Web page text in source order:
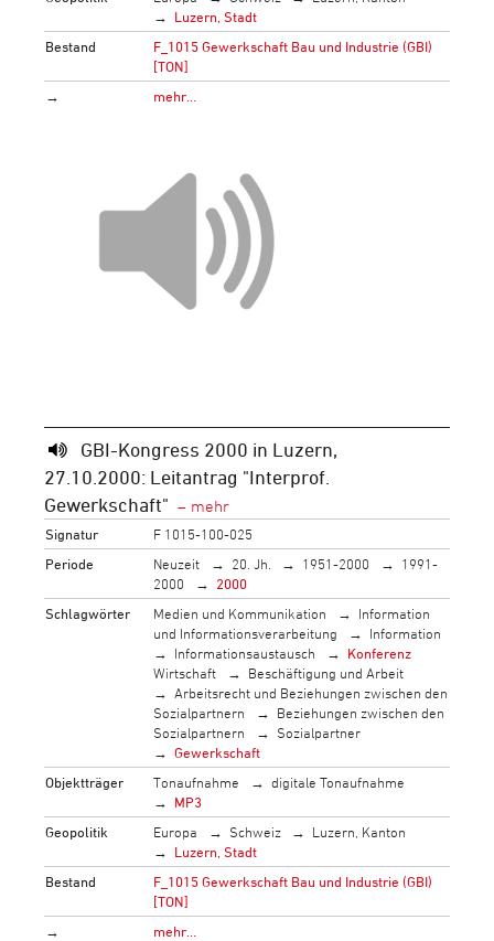
Luzern, Stadt
Bestand
F_1015 Gewerkschaft Bau und Industrie (GBI)
[TON]
→
mehr…
GBI-Kongress 2000 in Luzern,
27.10.2000: Leitantrag "Interprof.
Gewerkschaft"
Signatur
F 1015-100-025
Periode
Neuzeit 20. Jh. 1951-2000
1991-
2000
2000
Schlagwörter
Medien und Kommunikation
Information
und Informationsverarbeitung
Information
Informationsaustausch
Konferenz
Wirtschaft
Beschäftigung und Arbeit
Arbeitsrecht und Beziehungen zwischen den
Sozialpartnern
Beziehungen zwischen den
Sozialpartnern
Sozialpartner
Gewerkschaft
Objektträger
Tonaufnahme
digitale Tonaufnahme
MP3
Geopolitik
Europa Schweiz
Luzern, Kanton
Luzern, Stadt
Bestand
F_1015 Gewerkschaft Bau und Industrie (GBI)
[TON]
→
mehr…